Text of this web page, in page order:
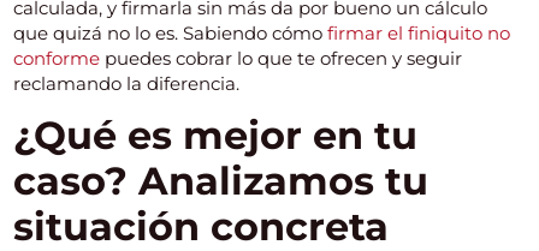
calculada, y firmarla sin más da por bueno un cálculo
que quizá no lo es. Sabiendo cómofirmar el finiquito no
conforme puedes cobrar lo que te ofrecen y seguir
reclamando la diferencia.
¿Qué es mejor en tu
caso? Analizamos tu
situación concreta